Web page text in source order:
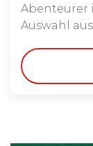
Abenteurer
Auswahl